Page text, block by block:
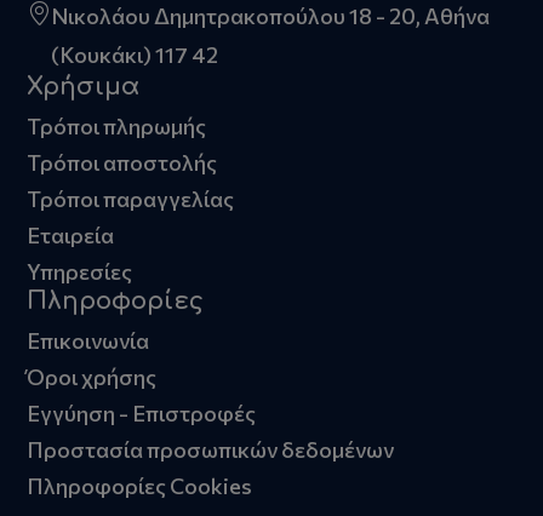
Νικολάου Δημητρακοπούλου 18 - 20, Αθήνα
(Κουκάκι) 117 42
Χρήσιμα
Τρόποι πληρωμής
Τρόποι αποστολής
Τρόποι παραγγελίας
Εταιρεία
Υπηρεσίες
Πληροφορίες
Επικοινωνία
Όροι χρήσης
Εγγύηση - Επιστροφές
Προστασία προσωπικών δεδομένων
Πληροφορίες Cookies